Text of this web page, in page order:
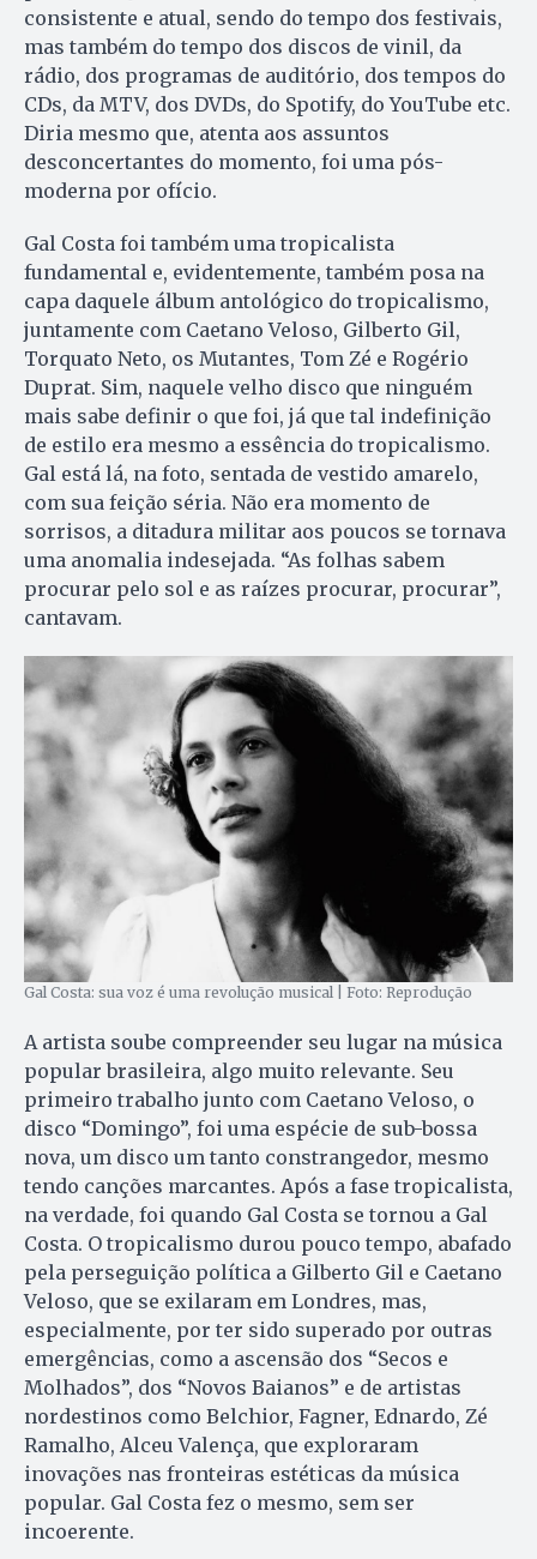
consistente e atual, sendo do tempo dos festivais,
mas também do tempo dos discos de vinil, da
rádio, dos programas de auditório, dos tempos do
CDs, da MTV, dos DVDs, do Spotify, do YouTube etc.
Diria mesmo que, atenta aos assuntos
desconcertantes do momento, foi uma pós-
moderna por ofício.
Gal Costa foi também uma tropicalista
fundamental e, evidentemente, também posa na
capa daquele álbum antológico do tropicalismo,
juntamente com Caetano Veloso, Gilberto Gil,
Torquato Neto, os Mutantes, Tom Zé e Rogério
Duprat. Sim, naquele velho disco que ninguém
mais sabe definir o que foi, já que tal indefinição
de estilo era mesmo a essência do tropicalismo.
Gal está lá, na foto, sentada de vestido amarelo,
com sua feição séria. Não era momento de
sorrisos, a ditadura militar aos poucos se tornava
uma anomalia indesejada. “As folhas sabem
procurar pelo sol e as raízes procurar, procurar”,
cantavam.
Gal Costa: sua voz é uma revolução musical | Foto: Reprodução
A artista soube compreender seu lugar na música
popular brasileira, algo muito relevante. Seu
primeiro trabalho junto com Caetano Veloso, o
disco “Domingo”, foi uma espécie de sub-bossa
nova, um disco um tanto constrangedor, mesmo
tendo canções marcantes. Após a fase tropicalista,
na verdade, foi quando Gal Costa se tornou a Gal
Costa. O tropicalismo durou pouco tempo, abafado
pela perseguição política a Gilberto Gil e Caetano
Veloso, que se exilaram em Londres, mas,
especialmente, por ter sido superado por outras
emergências, como a ascensão dos “Secos e
Molhados”, dos “Novos Baianos” e de artistas
nordestinos como Belchior, Fagner, Ednardo, Zé
Ramalho, Alceu Valença, que exploraram
inovações nas fronteiras estéticas da música
popular. Gal Costa fez o mesmo, sem ser
incoerente.